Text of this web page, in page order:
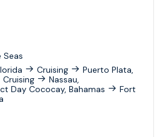
Seas
Cruising
Puerto Plata,
Cruising
Nassau,
Day Cococay, Bahamas
Fort